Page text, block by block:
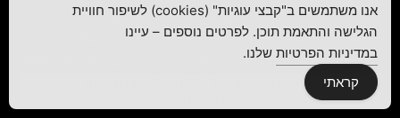
porterandsons@gmail.com
ראשי
תפריטים הזמן שולחן אודותינו
סדנאות בירה
שובר מתנה
אזהרה: צריכה מופרזת של אלכוהול מסכנת חיים ומזיקה
אנו משתמשים ב"קבצי עוגיות" (cookies) לשיפור חוויית
הגלישה והתאמת תוכן. לפרטים נוספים – עיינו
במדיניות הפרטיות שלנו.
קראתי